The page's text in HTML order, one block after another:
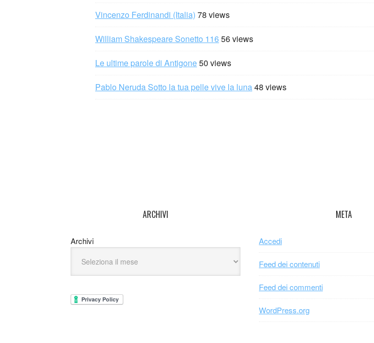
Vincenzo Ferdinandi (Italia) 78 views
William Shakespeare Sonetto 11656 views
Le ultime parole di Antigone50 views
Pablo Neruda Sotto la tua pelle vive la luna48 views
ARCHIVI
Archivi
META
Accedi
Feed dei contenuti
Feed dei commenti
WordPress.org